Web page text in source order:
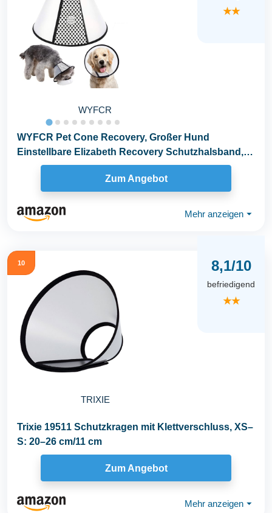
WYFCR
★★
WYFCR Pet Cone Recovery, Großer Hund
Einstellbare Elizabeth Recovery Schutzhalsband,
Anti-Biss Leck...
Zum Angebot
Mehr anzeigen ⏷
10
TRIXIE
8,1/10
befriedigend
★★
Trixie 19511 Schutzkragen mit Klettverschluss, XS–
S: 20–26 cm/11 cm
Zum Angebot
Mehr anzeigen ⏷